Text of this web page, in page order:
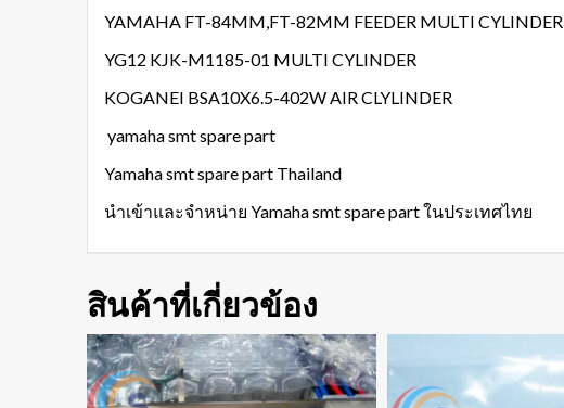
YAMAHA FT-84MM,FT-82MM FEEDER MULTI CYLINDER
YG12 KJK-M1185-01 MULTI CYLINDER
KOGANEI BSA10X6.5-402W AIR CLYLINDER
yamaha smt spare part
Yamaha smt spare part Thailand
นำเข้าและจำหน่าย Yamaha smt spare part ในประเทศไทย
สินค้าที่เกี่ยวข้อง